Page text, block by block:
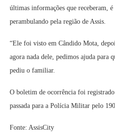
últimas informações que receberam,
perambulando pela região de Assis.
“Ele foi visto em Cândido Mota,
agora nada dele, pedimos ajuda para
pediu o familiar.
O boletim de ocorrência foi
passada para a Polícia Militar pelo 190.
Fonte: AssisCity